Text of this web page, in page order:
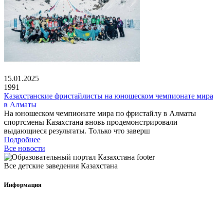
15.01.2025
1991
Казахстанские фристайлисты на юношеском чемпионате мира
в Алматы
На юношеском чемпионате мира по фристайлу в Алматы
спортсмены Казахстана вновь продемонстрировали
выдающиеся результаты. Только что заверш
Подробнее
Все новости
Все детские заведения Казахстана
Информация